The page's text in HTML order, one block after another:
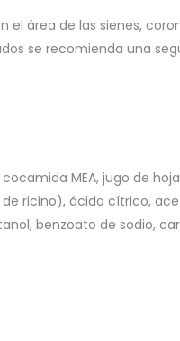
área de las sienes,
se recomienda una
MEA, jugo de
ricino), ácido cítrico,
benzoato de sodio,